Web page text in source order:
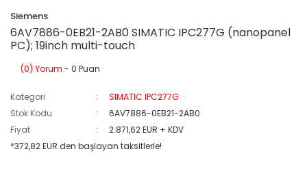
Siemens
6AV7886-0EB21-2AB0 SIMATIC IPC277G (nanopanel
PC); 19inch multi-touch
(0) Yorum - 0 Puan
Kategori
SIMATIC IPC277G
Stok Kodu
6AV7886-0EB21-2AB0
Fiyat
2.871,62 EUR + KDV
*372,82 EUR den başlayan taksitlerle!